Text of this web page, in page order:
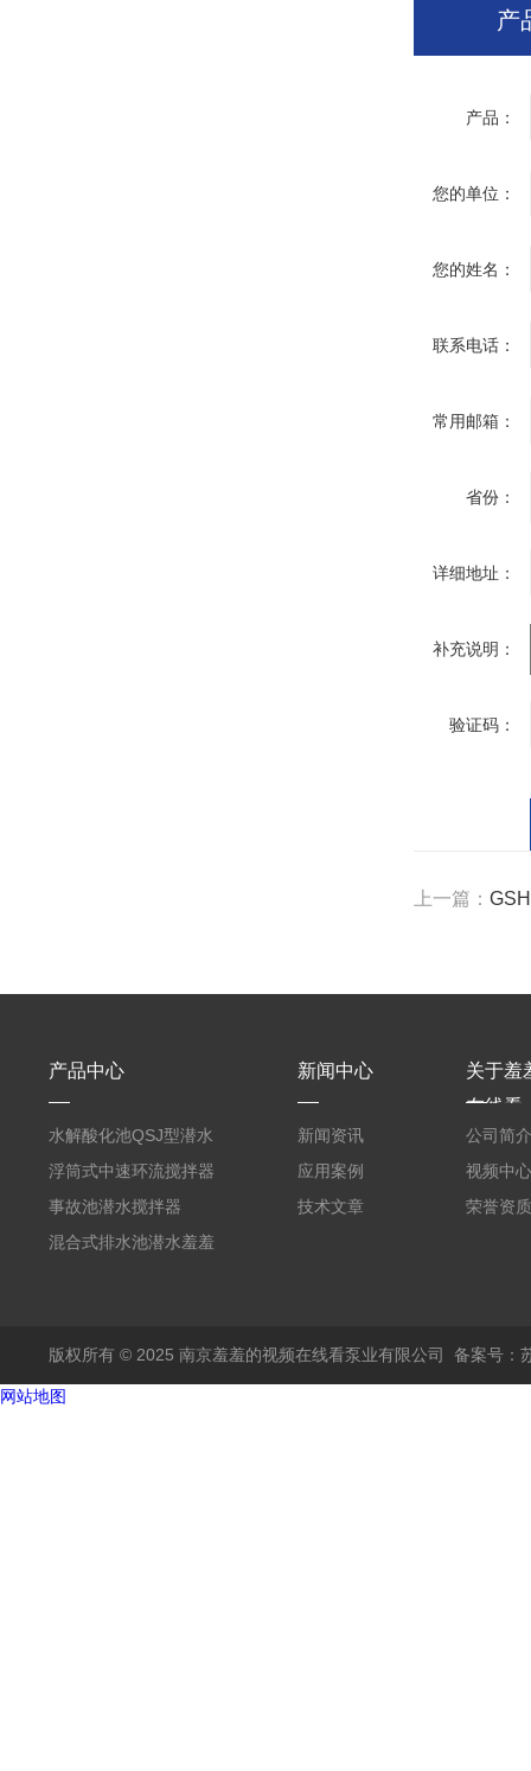
产
产品：
您的单位：
您的姓名：
联系电话：
常用邮箱：
省份：
详细地址：
补充说明：
验证码：
上一篇：
产品中心
水解酸化池QSJ型潜水
羞羞APP在线下载
浮筒式中速环流搅拌器
事故池潜水搅拌器
混合式排水池潜水羞羞
新闻中心
新闻资讯
应用案例
技术文章
关于羞
在线看
公司简介
视频中心
荣誉资质
版权所有 © 2025 南京羞羞的视频在线看泵业有限公司 备案号
网站地图